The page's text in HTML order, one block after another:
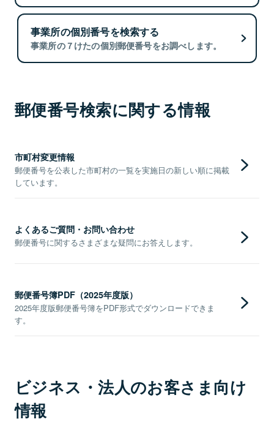
事業所の個別番号を検索する
事業所の７けたの個別郵便番号をお調べします。
郵便番号検索に関する情報
市町村変更情報
郵便番号を公表した市町村の一覧を実施日の新しい順に掲載
しています。
よくあるご質問・お問い合わせ
郵便番号に関するさまざまな疑問にお答えします。
郵便番号簿PDF（2025年度版）
2025年度版郵便番号簿をPDF形式でダウンロードできま
す。
ビジネス・法人のお客さま向け
情報